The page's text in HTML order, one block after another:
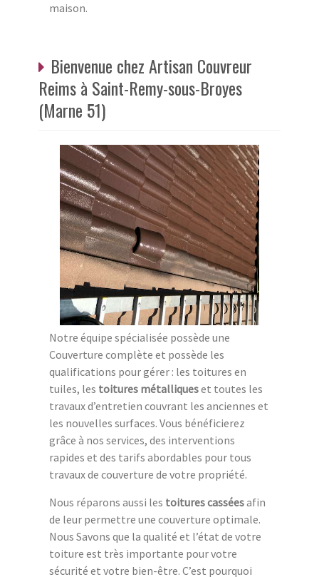
maison.
Bienvenue chez Artisan Couvreur
Reims à Saint-Remy-sous-Broyes
(Marne 51)
Notre équipe spécialisée possède une
Couverture complète et possède les
qualifications pour gérer : les toitures en
tuiles, les toitures métalliqueset toutes les
travaux d’entretien couvrant les anciennes et
les nouvelles surfaces. Vous bénéficierez
grâce à nos services, des interventions
rapides et des tarifs abordables pour tous
travaux de couverture de votre propriété.
Nous réparons aussi les toitures casséesafin
de leur permettre une couverture optimale.
Nous Savons que la qualité et l’état de votre
toiture est très importante pour votre
sécurité et votre bien-être. C’est pourquoi